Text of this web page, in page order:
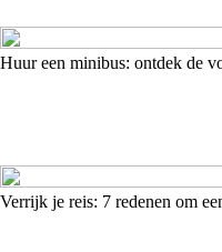
Huur een minibus: ontdek de
Verrijk je reis: 7 redenen om